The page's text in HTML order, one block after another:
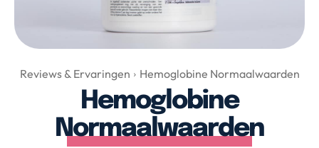
Nieuws & Media
Over Valerie
Over Valerie
De Top 5
Reviews & Ervaringen Hemoglobine Normaalwaarden
Hemoglobine
Normaalwaarden